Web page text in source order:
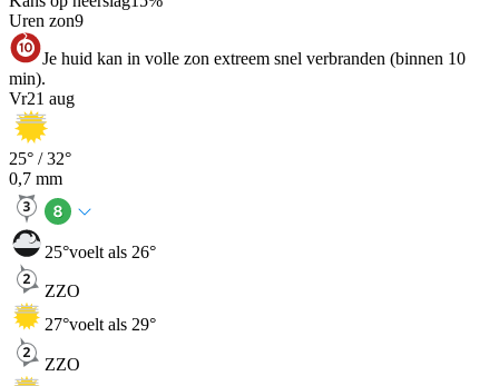
Uren zon9
Je huid kan in volle zon extreem snel verbranden (binnen 10
min).
Vr21 aug
25° /32°
0,7 mm
25°voelt als 26°
ZZO
27°voelt als 29°
ZZO